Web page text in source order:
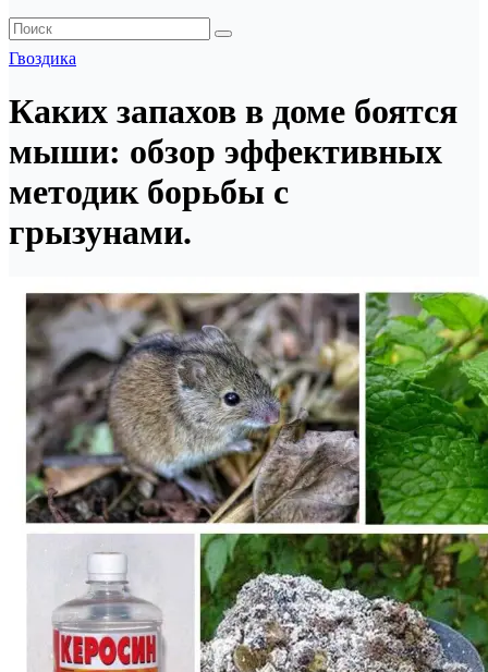
Гвоздика
Каких запахов в доме боятся
мыши: обзор эффективных
методик борьбы с
грызунами.